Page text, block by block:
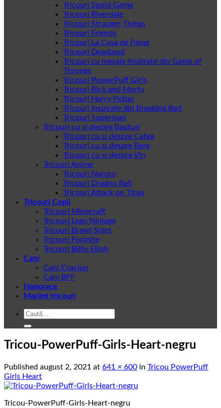
Tricouri Squid Game
Tricouri Riverdale
Tricouri Stranger Things
Tricouri Friends
Tricouri La Casa de Papel
Tricouri Deadpool
Tricouri cu mesaje inspirate din Game of
Thrones
Tricouri PowerPuff Girls
Tricouri Rick and Morty
Tricouri Harry Potter
Tricouri Inspirate din Breaking Bad
Tricouri Superman
Tricouri cu si despre Bauturi
Tricouri cu si despre Cafea
Tricouri cu si despre Bere
Tricouri cu si despre Vin
Tricouri Anime
Tricouri Naruto
Tricouri Dragon Ball
Tricouri Attack on Titan
Tricouri Copii
Tricouri Minecraft
Tricouri Lego Ninjago
Tricouri Brawl Stars
Tricouri Fortnite
Tricouri Billie Eilish
Cani
Cani Craciun
Cani BFF
Hanorace
Marimi tricouri
Caută
Tricou-PowerPuff-Girls-Heart-negru
Published august 2, 2021 at 641 × 600 in Tricou PowerPuff
Girls Heart
Tricou-PowerPuff-Girls-Heart-negru